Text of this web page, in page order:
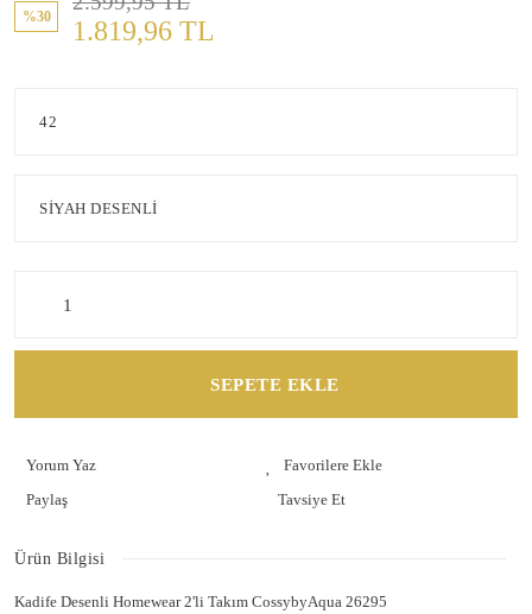
%30 1.819,96 TL
SEPETE EKLE
Yorum Yaz
Paylaş
Tavsiye Et
Ürün Bilgisi
Kadife Desenli Homewear 2'li Takım CossybyAqua 26295